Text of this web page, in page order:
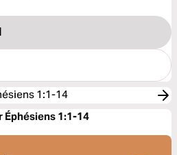
1:1-14
Éphésiens 1:1-14